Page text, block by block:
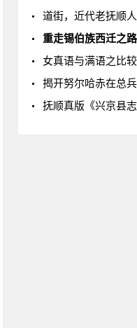
道街，近代老抚顺
重走锡伯族西迁之路
女真语与满语之比
揭开努尔哈赤在总
抚顺真版《兴京县